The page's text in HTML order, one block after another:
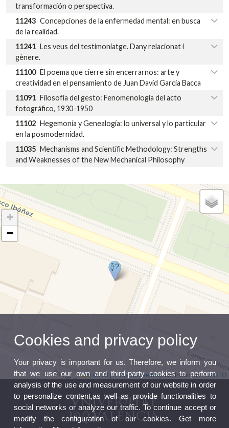
transformación o perspectiva.
11243 Concepciones de la enfermedad mental: en busca
de la realidad.
11241 Les veus del testimoniatge. Dany relacionat i
gènere.
11100 El poema que cierre sin encerrarnos: arte y
creatividad en el pensamiento de Juan David García Bacca
11091 Filosofía del gesto: Fenomenología del acto
fotográfico, 1930-1950
11102 Hegemonía y Genealogía: lo universal y lo particular
en la posmodernidad.
11035 Mechanisms and Scientific Methodology: Strengths
and Weaknesses of the New Mechanical Philosophy
+
−
Leaflet |©OpenStreetMapcontributors ©CARTO
Cookies and privacy policy
Your privacy is important for us. Therefore, we inform you
that we use our own and third-party cookies to perform
analysis of the use and measurement of our website in order
to personalize content,as well as provide functionalities to
social networks or analyze our traffic. To continue accept or
modify the configuration of our cookies. Get more